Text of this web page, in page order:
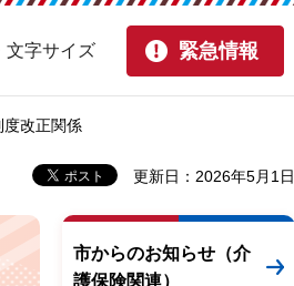
文字サイズ 緊急情報
度改正関係
更新日：2026年5月1日
市からのお知らせ（介
護保険関連）